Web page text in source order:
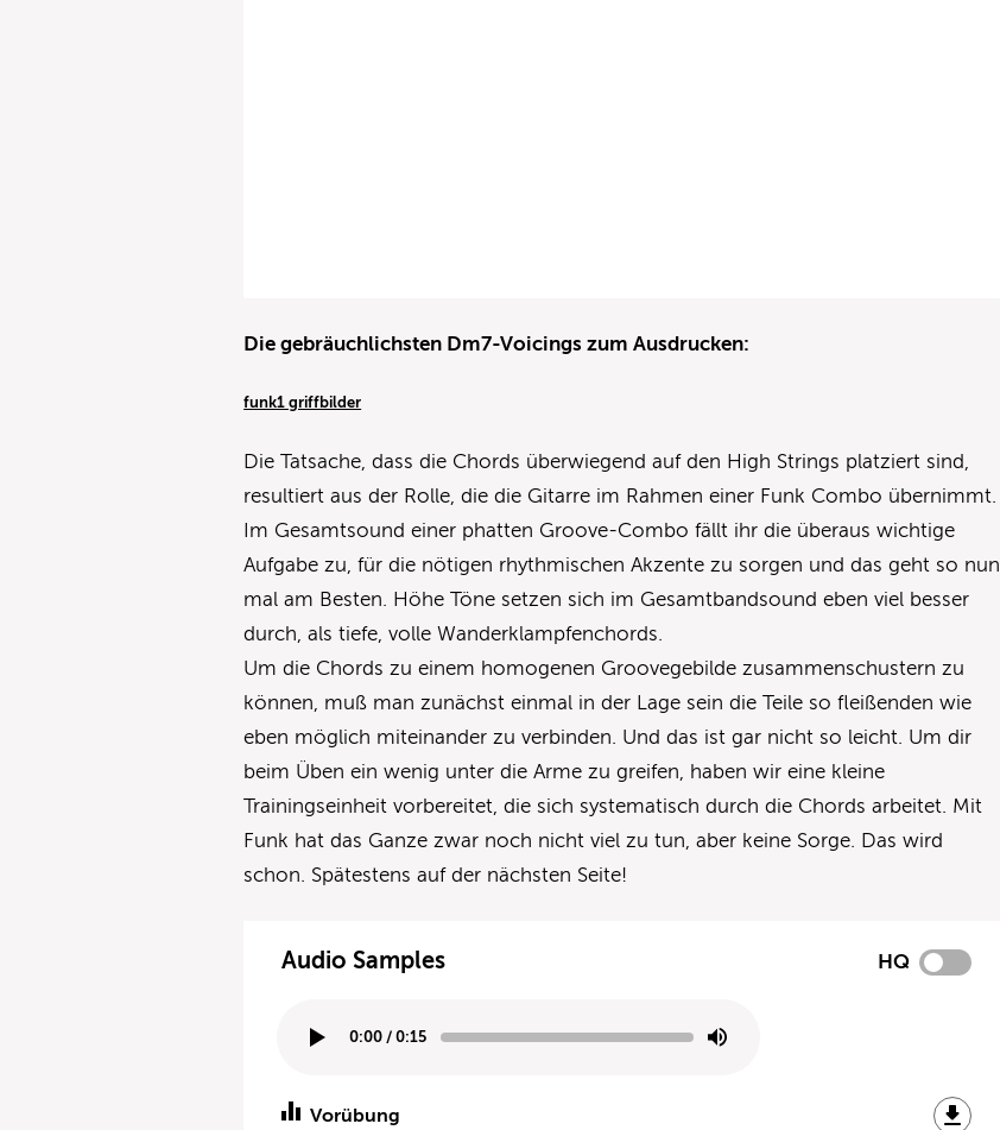
Die gebräuchlichsten Dm7-Voicings zum Ausdrucken:
funk1 griffbilder
Die Tatsache, dass die Chords überwiegend auf den High Strings platziert sind,
resultiert aus der Rolle, die die Gitarre im Rahmen einer Funk Combo übernimmt.
Im Gesamtsound einer phatten Groove-Combo fällt ihr die überaus wichtige
Aufgabe zu, für die nötigen rhythmischen Akzente zu sorgen und das geht so nun
mal am Besten. Höhe Töne setzen sich im Gesamtbandsound eben viel besser
durch, als tiefe, volle Wanderklampfenchords.
Um die Chords zu einem homogenen Groovegebilde zusammenschustern zu
können, muß man zunächst einmal in der Lage sein die Teile so fleißenden wie
eben möglich miteinander zu verbinden. Und das ist gar nicht so leicht. Um dir
beim Üben ein wenig unter die Arme zu greifen, haben wir eine kleine
Trainingseinheit vorbereitet, die sich systematisch durch die Chords arbeitet. Mit
Funk hat das Ganze zwar noch nicht viel zu tun, aber keine Sorge. Das wird
schon. Spätestens auf der nächsten Seite!
Audio Samples HQ
0:00 / 0:15
Vorübung